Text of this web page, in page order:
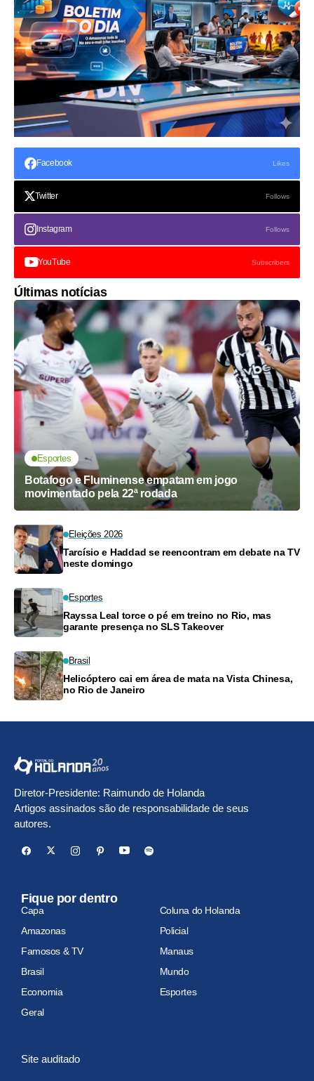
Facebook Likes
Twitter Follows
Instagram Follows
YouTube Subscribers
Últimas notícias
Esportes
Botafogo e Fluminense empatam em jogo
movimentado pela 22ª rodada
Eleições 2026
Tarcísio e Haddad se reencontram em debate na TV
neste domingo
Esportes
Rayssa Leal torce o pé em treino no Rio, mas
garante presença no SLS Takeover
Brasil
Helicóptero cai em área de mata na Vista Chinesa,
no Rio de Janeiro
Diretor-Presidente: Raimundo de Holanda
Artigos assinados são de responsabilidade de seus
autores.
Fique por dentro
Capa
Coluna do Holanda
Amazonas
Policial
Famosos & TV
Manaus
Brasil
Mundo
Economia
Esportes
Geral
Site auditado